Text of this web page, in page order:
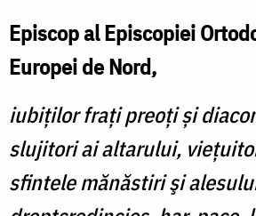
Episcop al Episcopiei
Europei de Nord,
iubiților frați preoți și
slujitori ai altarului,
sfintele mănăstiri şi